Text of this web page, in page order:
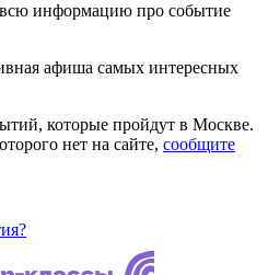
информацию про событие
афиша самых интересных
которые пройдут в Москве.
нет на сайте, сообщите